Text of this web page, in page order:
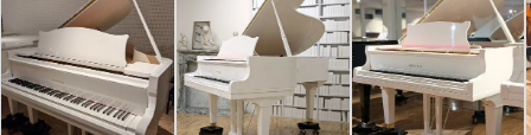
契約後の流れ 保証サービス
中古ピアノ買戻しサービ
ス
中古ピアノの状態につい
て